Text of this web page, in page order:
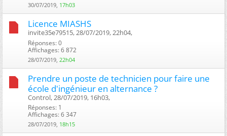
30/07/2019, 17h03
Licence MIASHS
invite35e79515, 28/07/2019, 22h04, ‎
Réponses: 0
Affichages: 6 872
28/07/2019, 22h04
Prendre un poste de technicien pour faire une
école d'ingénieur en alternance ?
Control, 28/07/2019, 16h03, ‎
Réponses: 1
Affichages: 6 347
28/07/2019, 18h15